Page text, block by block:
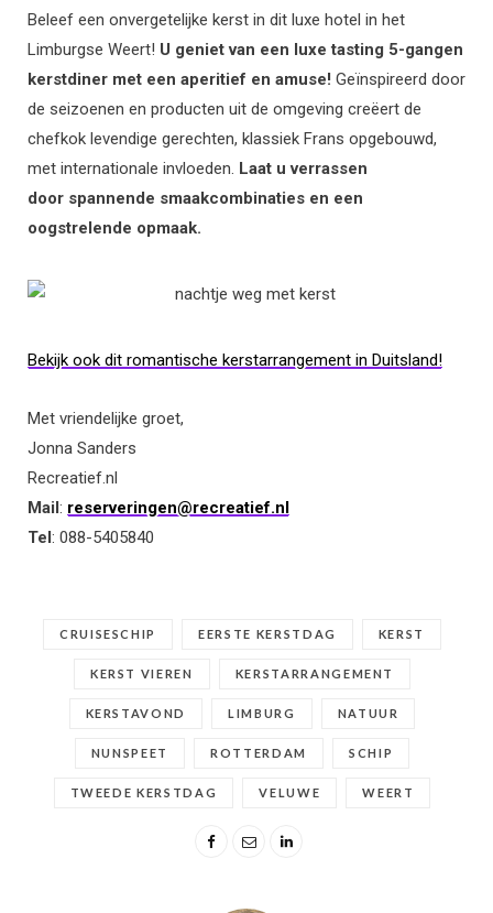
Beleef een onvergetelijke kerst in dit luxe hotel in het
Limburgse Weert! U geniet van een luxe tasting 5-gangen
kerstdiner met een aperitief en amuse! Geïnspireerd door
de seizoenen en producten uit de omgeving creëert de
chefkok levendige gerechten, klassiek Frans opgebouwd,
met internationale invloeden. Laat u verrassen
door spannende smaakcombinaties en een
oogstrelende opmaak.
Bekijk ook dit romantische kerstarrangement in Duitsland!
Met vriendelijke groet,
Jonna Sanders
Recreatief.nl
Mail: reserveringen@recreatief.nl
Tel: 088-5405840
CRUISESCHIP EERSTE KERSTDAG KERST
KERST VIEREN KERSTARRANGEMENT
KERSTAVOND LIMBURG NATUUR
NUNSPEET ROTTERDAM SCHIP
TWEEDE KERSTDAG VELUWE WEERT